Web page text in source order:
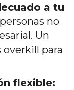
a tu
no
Un
overkill para
flexible: